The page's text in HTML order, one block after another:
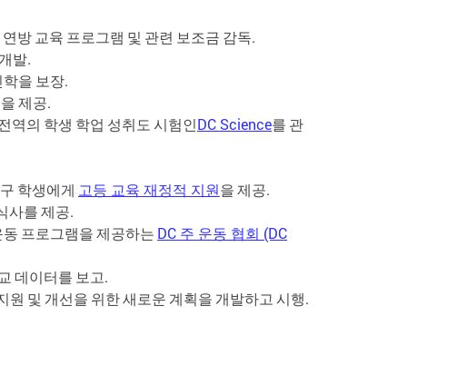
연방교육 프로그램 및 관련 보조금 감독.
개발.
학을 보장.
제공.
역의 학생 학업 성취도시험인DC Science를 관
학생에게 고등 교육 재정적 지원을제공.
사를제공.
동 프로그램을제공하는 DC 주 운동 협회 (DC
데이터를 보고.
원 및 개선을 위한새로운 계획을 개발하고시행.